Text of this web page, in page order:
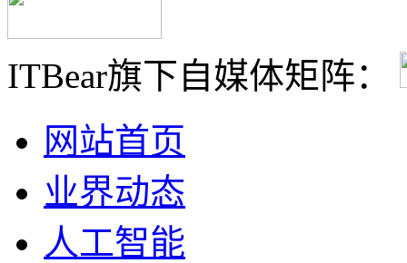
ITBear旗下自媒体矩阵：
网站首页
业界动态
人工智能